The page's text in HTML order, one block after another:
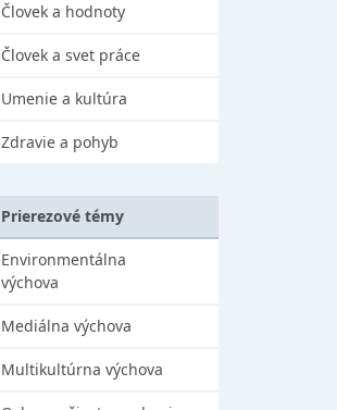
Človek a hodnoty
Človek a svet práce
Umenie a kultúra
Zdravie a pohyb
Prierezové témy
Environmentálna
výchova
Mediálna výchova
Multikultúrna výchova